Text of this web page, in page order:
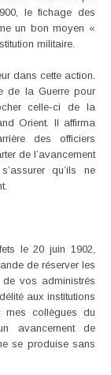
le fichage des
un bon moyen «
militaire.
dans cette action.
de la Guerre pour
celle-ci de la
Orient. Il affirma
des officiers
de l’avancement
qu’ils ne
le 20 juin 1902,
de réserver les
vos administrés
aux institutions
mes collègues du
avancement de
se produise sans